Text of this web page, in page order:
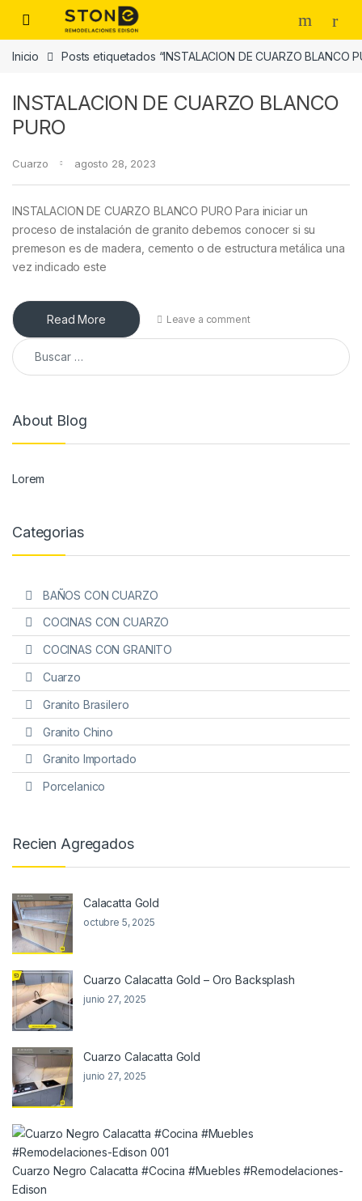
Skip to navigation
Skip to content
Inicio Posts etiquetados “INSTALACION DE CUARZO BLANCO
INSTALACION DE CUARZO BLANCO
PURO
Cuarzo agosto 28, 2023
INSTALACION DE CUARZO BLANCO PURO Para iniciar un
proceso de instalación de granito debemos conocer si su
premeson es de madera, cemento o de estructura metálica una
vez indicado este
Read More Leave a comment
Buscar:
About Blog
Lorem
Categorias
BAÑOS CON CUARZO
COCINAS CON CUARZO
COCINAS CON GRANITO
Cuarzo
Granito Brasilero
Granito Chino
Granito Importado
Porcelanico
Recien Agregados
Calacatta Gold
octubre 5, 2025
Cuarzo Calacatta Gold – Oro Backsplash
junio 27, 2025
Cuarzo Calacatta Gold
junio 27, 2025
Cuarzo Negro Calacatta #Cocina #Muebles #Remodelaciones-
Edison